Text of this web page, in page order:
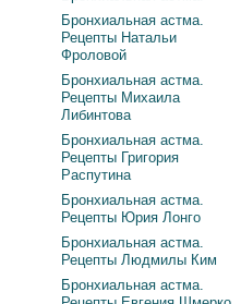
Бронхиальная астма.
Рецепты Натальи
Фроловой
Бронхиальная астма.
Рецепты Михаила
Либинтова
Бронхиальная астма.
Рецепты Григория
Распутина
Бронхиальная астма.
Рецепты Юрия Лонго
Бронхиальная астма.
Рецепты Людмилы Ким
Бронхиальная астма.